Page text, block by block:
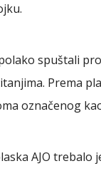
spuštali
Prema
označenog kao
AJO trebalo